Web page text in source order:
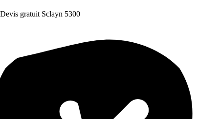
Devis gratuit Sclayn 5300